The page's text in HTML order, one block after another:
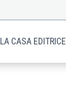
LA CASA EDITRICE